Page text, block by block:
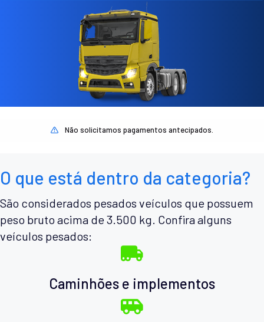
Não solicitamos pagamentos antecipados.
O que está dentro da categoria?
São considerados pesados veículos que possuem
peso bruto acima de 3.500 kg. Confira alguns
veículos pesados:
Caminhões e implementos